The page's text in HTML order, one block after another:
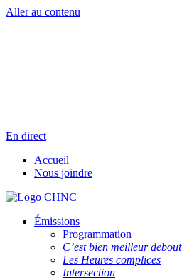
Aller au contenu
En direct
Accueil
Nous joindre
Émissions
Programmation
C’est bien meilleur debout
Les Heures complices
Intersection